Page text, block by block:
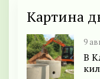
Картина
9
В